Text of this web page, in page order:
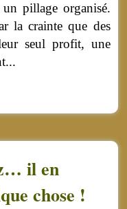
pillage organisé.
la crainte que des
seul profit, une
il en
chose !